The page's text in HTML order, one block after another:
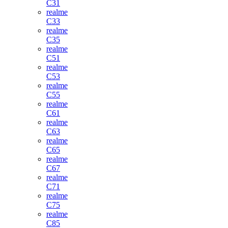
C31
realme
C33
realme
C35
realme
C51
realme
C53
realme
C55
realme
C61
realme
C63
realme
C65
realme
C67
realme
C71
realme
C75
realme
C85